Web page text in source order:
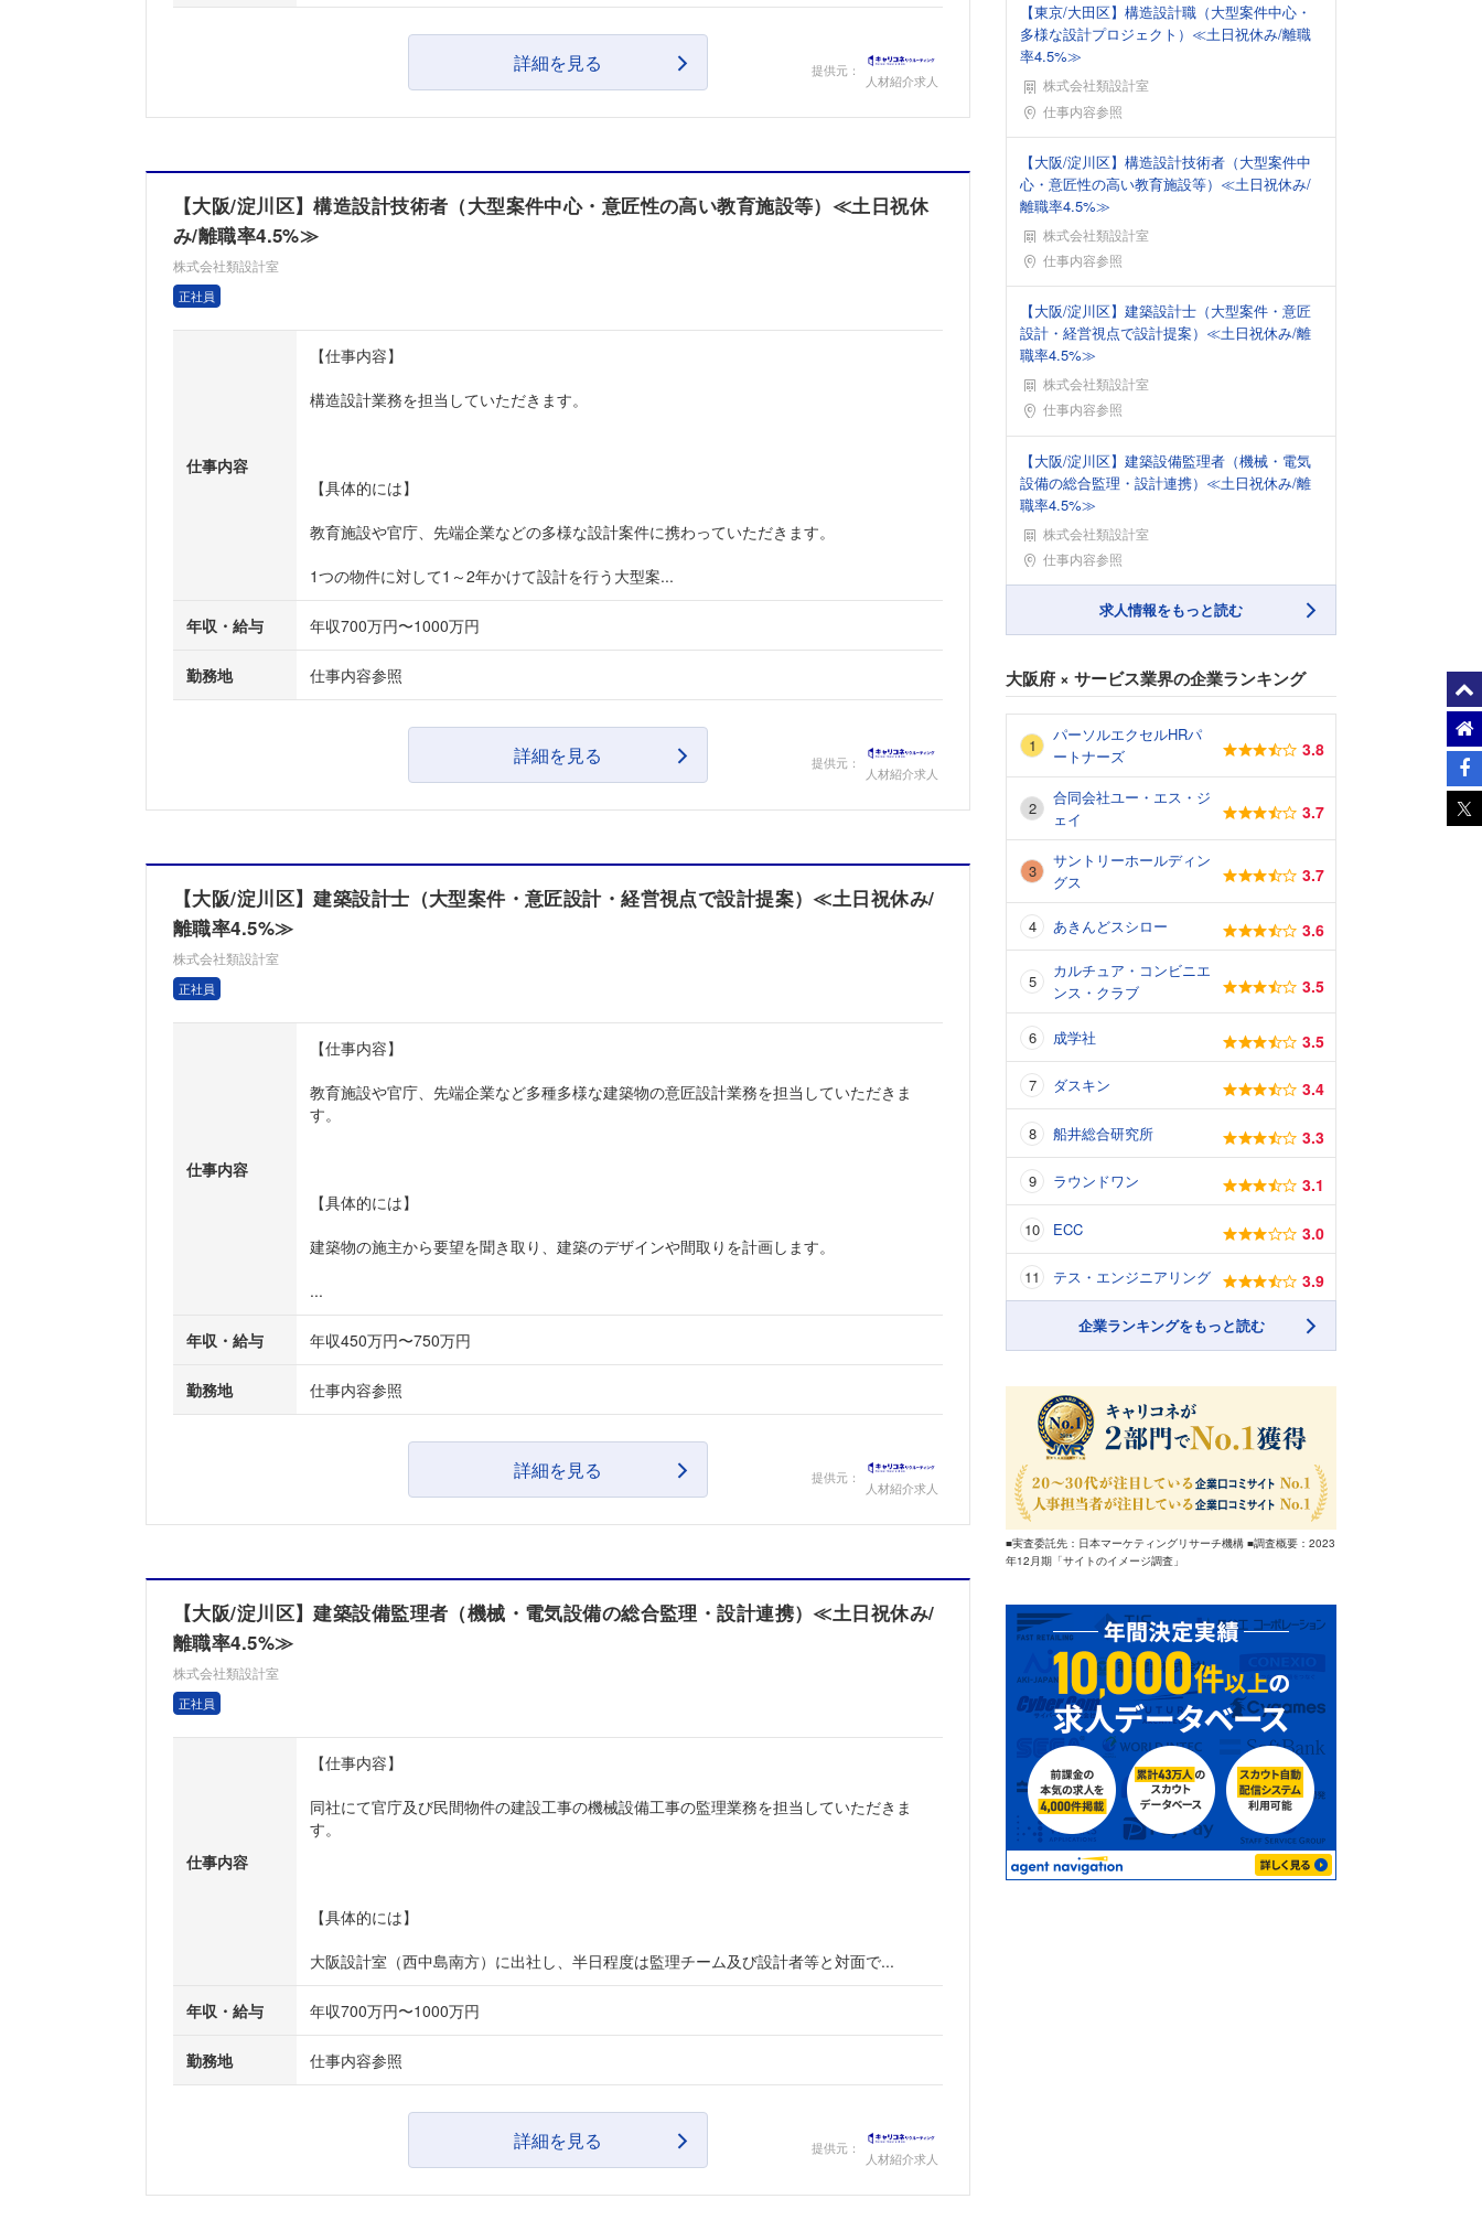
こちらの企業もフォローしませんか？
詳細を見る 提供元：
人材紹介求人
【大阪/淀川区】構造設計技術者（大型案件中心・意匠性の高い教育施設等）≪土日祝休
み/離職率4.5%≫
株式会社類設計室
正社員
仕事内容
【仕事内容】
構造設計業務を担当していただきます。
【具体的には】
教育施設や官庁、先端企業などの多様な設計案件に携わっていただきます。
1つの物件に対して1～2年かけて設計を行う大型案...
年収・給与 年収700万円〜1000万円
勤務地 仕事内容参照
詳細を見る 提供元：
人材紹介求人
【大阪/淀川区】建築設計士（大型案件・意匠設計・経営視点で設計提案）≪土日祝休み/
離職率4.5%≫
株式会社類設計室
正社員
仕事内容
【仕事内容】
教育施設や官庁、先端企業など多種多様な建築物の意匠設計業務を担当していただきま
す。
【具体的には】
建築物の施主から要望を聞き取り、建築のデザインや間取りを計画します。
...
年収・給与 年収450万円〜750万円
勤務地 仕事内容参照
詳細を見る 提供元：
人材紹介求人
【大阪/淀川区】建築設備監理者（機械・電気設備の総合監理・設計連携）≪土日祝休み/
離職率4.5%≫
株式会社類設計室
正社員
仕事内容
【仕事内容】
同社にて官庁及び民間物件の建設工事の機械設備工事の監理業務を担当していただきま
す。
【具体的には】
大阪設計室（西中島南方）に出社し、半日程度は監理チーム及び設計者等と対面で...
年収・給与 年収700万円〜1000万円
勤務地 仕事内容参照
詳細を見る 提供元：
人材紹介求人
【東京/大田区】構造設計職（大型案件中心・
多様な設計プロジェクト）≪土日祝休み/離職
率4.5%≫
株式会社類設計室
勤務地仕事内容参照
【大阪/淀川区】構造設計技術者（大型案件中
心・意匠性の高い教育施設等）≪土日祝休み/
離職率4.5%≫
株式会社類設計室
勤務地仕事内容参照
【大阪/淀川区】建築設計士（大型案件・意匠
設計・経営視点で設計提案）≪土日祝休み/離
職率4.5%≫
株式会社類設計室
勤務地仕事内容参照
【大阪/淀川区】建築設備監理者（機械・電気
設備の総合監理・設計連携）≪土日祝休み/離
職率4.5%≫
株式会社類設計室
勤務地仕事内容参照
求人情報をもっと読む
大阪府 × サービス業界の企業ランキング
パーソルエクセルHRパ
ートナーズ
3.8
合同会社ユー・エス・ジ
ェイ
3.7
サントリーホールディン
グス
3.7
あきんどスシロー 3.6
カルチュア・コンビニエ
ンス・クラブ
3.5
成学社 3.5
ダスキン 3.4
船井総合研究所 3.3
ラウンドワン 3.1
ECC 3.0
テス・エンジニアリング 3.9
企業ランキングをもっと読む
■実査委託先：日本マーケティングリサーチ機構 ■調査概要：2023
年12月期「サイトのイメージ調査」